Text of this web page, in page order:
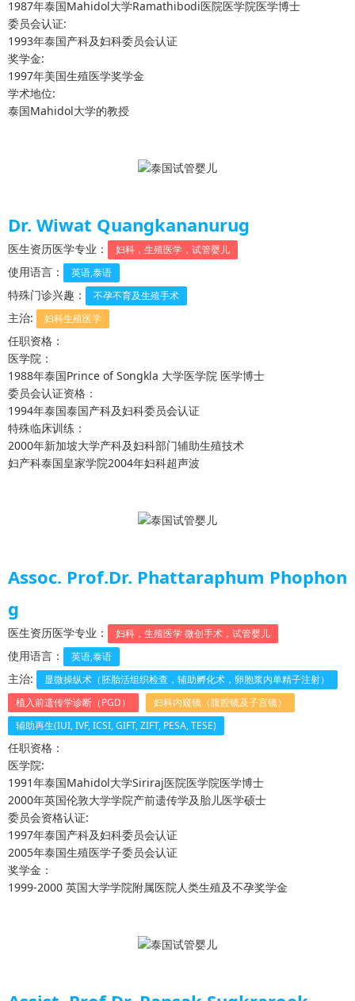
1987年泰国Mahidol大学Ramathibodi医院医学院医学博士
委员会认证:
1993年泰国产科及妇科委员会认证
奖学金:
1997年美国生殖医学奖学金
学术地位:
泰国Mahidol大学的教授
Dr. Wiwat Quangkananurug
医生资历医学专业： 妇科，生殖医学，试管婴儿
使用语言： 英语,泰语
特殊门诊兴趣： 不孕不育及生殖手术
主治: 妇科生殖医学
任职资格：
医学院：
1988年泰国Prince of Songkla 大学医学院 医学博士
委员会认证资格：
1994年泰国泰国产科及妇科委员会认证
特殊临床训练：
2000年新加坡大学产科及妇科部门辅助生殖技术
妇产科泰国皇家学院2004年妇科超声波
Assoc. Prof.Dr. Phattaraphum Phophon
g
医生资历医学专业： 妇科，生殖医学 微创手术，试管婴儿
使用语言： 英语,泰语
主治:
显微操纵术（胚胎活组织检查，辅助孵化术，卵胞浆内单精子注射）
植入前遗传学诊断（PGD）
妇科内窥镜（腹腔镜及子宫镜）
辅助再生(IUI, IVF, ICSI, GIFT, ZIFT, PESA, TESE)
任职资格：
医学院:
1991年泰国Mahidol大学Siriraj医院医学院医学博士
2000年英国伦敦大学学院产前遗传学及胎儿医学硕士
委员会资格认证:
1997年泰国产科及妇科委员会认证
2005年泰国生殖医学子委员会认证
奖学金：
1999-2000 英国大学学院附属医院人类生殖及不孕奖学金